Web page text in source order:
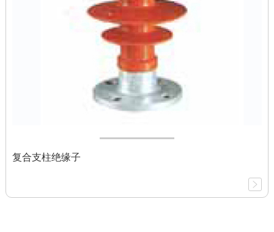
复合支柱绝缘子